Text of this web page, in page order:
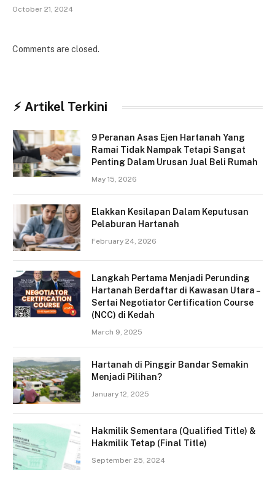
October 21, 2024
Comments are closed.
⚡︎ Artikel Terkini
9 Peranan Asas Ejen Hartanah Yang
Ramai Tidak Nampak Tetapi Sangat
Penting Dalam Urusan Jual Beli Rumah
May 15, 2026
Elakkan Kesilapan Dalam Keputusan
Pelaburan Hartanah
February 24, 2026
Langkah Pertama Menjadi Perunding
Hartanah Berdaftar di Kawasan Utara –
Sertai Negotiator Certification Course
(NCC) di Kedah
March 9, 2025
Hartanah di Pinggir Bandar Semakin
Menjadi Pilihan?
January 12, 2025
Hakmilik Sementara (Qualified Title) &
Hakmilik Tetap (Final Title)
September 25, 2024